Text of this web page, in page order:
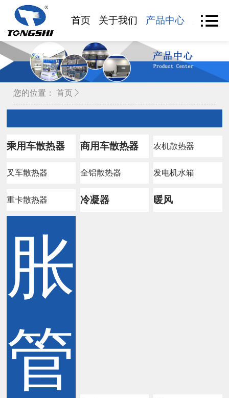
首页 关于我们 产品中心 产品查
您的位置： 首页
乘用车散热器 商用车散热器 农机散热器
叉车散热器 全铝散热器 发电机水箱
重卡散热器 冷凝器 暖风
胀
管